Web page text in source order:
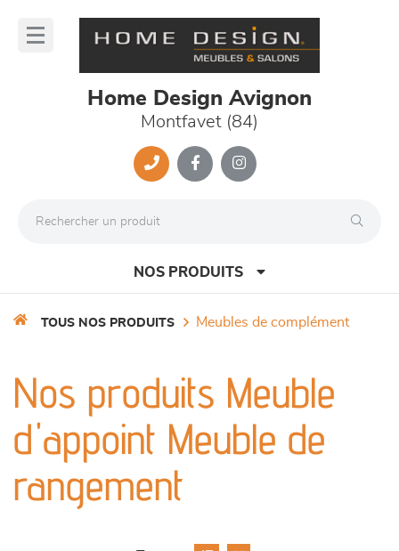
Home Design Avignon
Montfavet (84)
NOS PRODUITS
séjours
meubles de complément
chambres et dressing
TOUS NOS PRODUITS meubles de complément
Nos produits Meuble
d'appoint Meuble de
rangement